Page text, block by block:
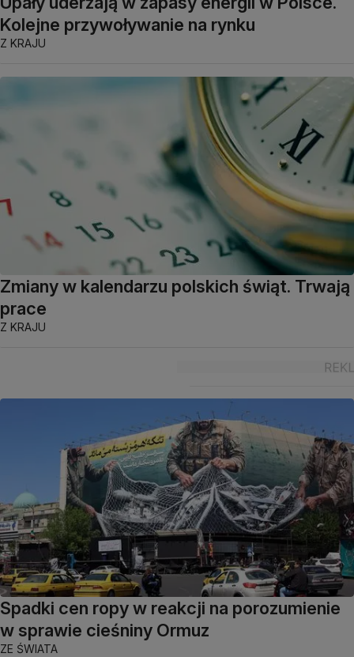
Kolejne przywoływanie na rynku
Z KRAJU
Zmiany w kalendarzu polskich świąt. Trwają
prace
Z KRAJU
Spadki cen ropy w reakcji na porozumienie
w sprawie cieśniny Ormuz
ZE ŚWIATA